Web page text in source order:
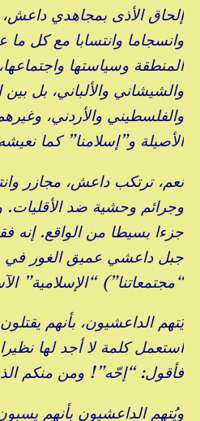
إلحاق الأذى بمجاهدي داعش،
وانسجاما وانتسابا مع كل ما
المنطقة وسياستها
والشيشاني والألباني، بل
والفلسطيني والأردني،
الأصيلة و”إسلامنا” كما
نعم، ترتكب داعش، مجازر
وجرائم وحشية ضد الأقليات.
جزءا بسيطا من الواقع. إنه
جبل داعشي عميق الغور في
“مجتمعاتنا”) “الإسلامية”
يُتهم الداعشيون، بأنهم يقتلون
أستعمل كلمة لا أجد لها
فأقول: “إحّه”! ومن منكم
ويُتهم الداعشيون بأنهم